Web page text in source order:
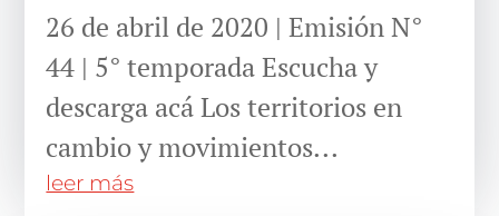
26 de abril de 2020 | Emisión N°
44 | 5° temporada Escucha y
descarga acá Los territorios en
cambio y movimientos...
leer más